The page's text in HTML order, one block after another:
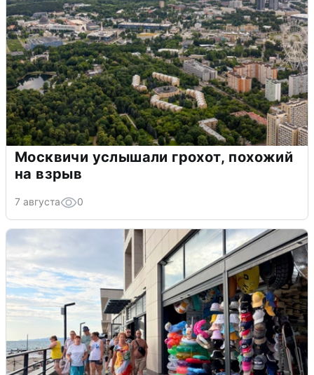
Москвичи услышали грохот, похожий
на взрыв
7 августа 0